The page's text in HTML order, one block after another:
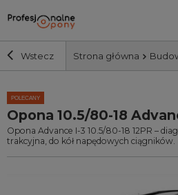
Wstecz Strona główna
Szerokość i profil
Średnica
POLECANY
Opona 10.5/80-18
Opona Advance I-3 10.5/80-18 12PR –
trakcyjna, do kół napędowych ciągników.